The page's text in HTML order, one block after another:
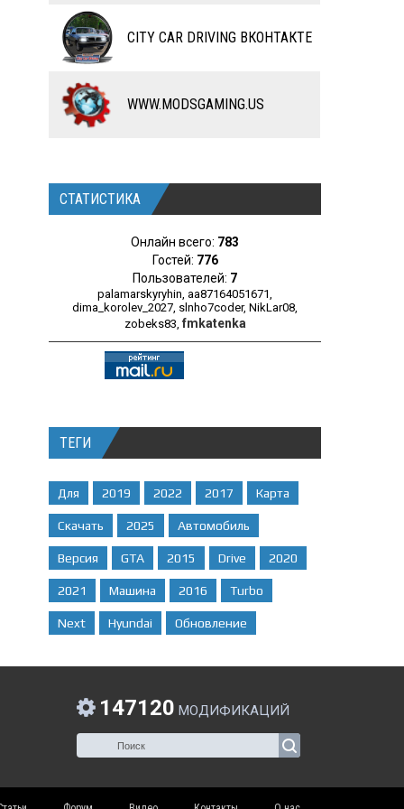
ЧИТЫ
ПРОГРАММЫ
РАЗНОЕ
CITY CAR DRIVING ВКОНТАКТЕ
WWW.MODSGAMING.US
СТАТИСТИКА
Онлайн всего: 783
Гостей: 776
Пользователей: 7
palamarskyryhin,aa87164051671,
dima_korolev_2027, slnho7coder,NikLar08,
zobeks83, fmkatenka
ТЕГИ
Для 2019 2022 2017 Карта
Скачать 2025 Автомобиль
Версия GTA 2015 Drive 2020
2021 Машина 2016 Turbo
Next Hyundai Обновление
147120 МОДИФИКАЦИЙ